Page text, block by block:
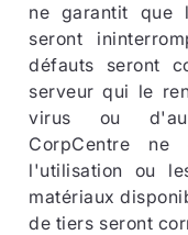
ne garantit que
seront
défauts seront
serveur qui le
virus ou
CorpCentre
l'utilisation ou
matériaux
de tiers seront